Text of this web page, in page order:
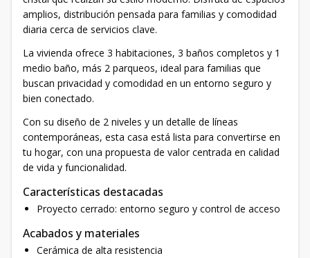
amplios, distribución pensada para familias y comodidad
diaria cerca de servicios clave.
La vivienda ofrece 3 habitaciones, 3 baños completos y 1
medio baño, más 2 parqueos, ideal para familias que
buscan privacidad y comodidad en un entorno seguro y
bien conectado.
Con su diseño de 2 niveles y un detalle de líneas
contemporáneas, esta casa está lista para convertirse en
tu hogar, con una propuesta de valor centrada en calidad
de vida y funcionalidad.
Características destacadas
Proyecto cerrado: entorno seguro y control de acceso
Acabados y materiales
Cerámica de alta resistencia